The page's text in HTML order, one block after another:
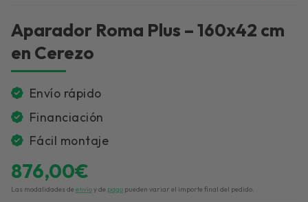
Aparador Roma Plus – 160x42 cm
en Cerezo
Envío rápido
Financiación
Fácil montaje
876,00€
Las modalidades deenvíoy de pago pueden variar el importe final del pedido.